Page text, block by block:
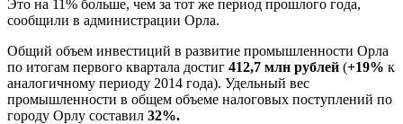
Это на 11% больше, чем за тот же период прошлого года,
сообщили в администрации Орла.
Общий объем инвестиций в развитие промышленности Орла
по итогам первого квартала достиг 412,7 млн рублей (+19% к
аналогичному периоду 2014 года). Удельный вес
промышленности в общем объеме налоговых поступлений по
городу Орлу составил 32%.